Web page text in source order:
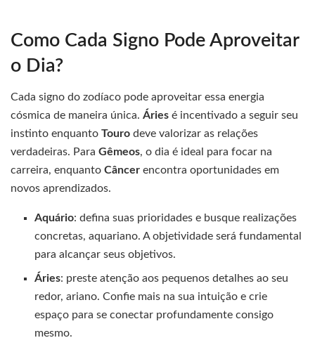
Como Cada Signo Pode Aproveitar
o Dia?
Cada signo do zodíaco pode aproveitar essa energia
cósmica de maneira única. Áries é incentivado a seguir seu
instinto enquanto Touro deve valorizar as relações
verdadeiras. Para Gêmeos, o dia é ideal para focar na
carreira, enquanto Câncer encontra oportunidades em
novos aprendizados.
Aquário: defina suas prioridades e busque realizações
concretas, aquariano. A objetividade será fundamental
para alcançar seus objetivos.
Áries: preste atenção aos pequenos detalhes ao seu
redor, ariano. Confie mais na sua intuição e crie
espaço para se conectar profundamente consigo
mesmo.